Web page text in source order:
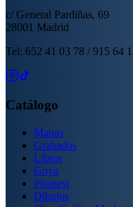
c/ General Pardiñas, 69
28001 Madrid
Tel: 652 41 03 78 / 915 64
Catálogo
Mapas
Grabados
Libros
Goya
Piranesi
Dibujos